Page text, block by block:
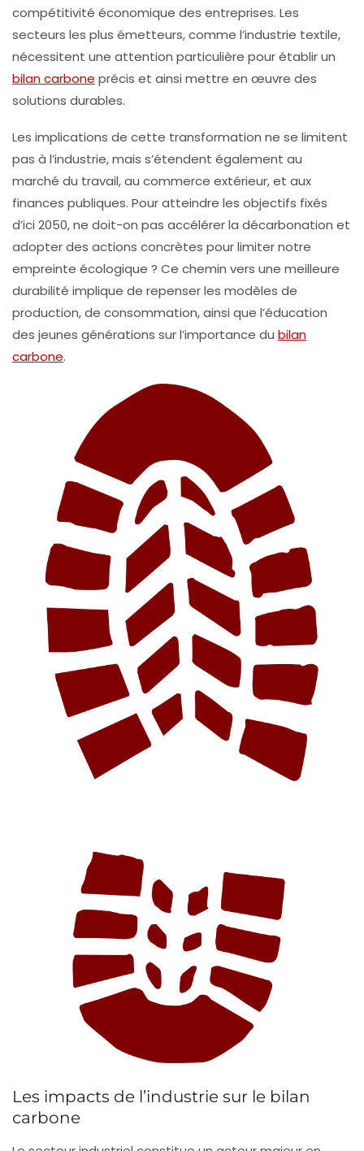
compétitivité économique des entreprises. Les
secteurs les plus émetteurs, comme l’industrie textile,
nécessitent une attention particulière pour établir un
bilan carbone précis et ainsi mettre en œuvre des
solutions durables.
Les implications de cette transformation ne se limitent
pas à l’industrie, mais s’étendent également au
marché du travail, au commerce extérieur, et aux
finances publiques. Pour atteindre les objectifs fixés
d’ici 2050, ne doit-on pas accélérer la décarbonation et
adopter des actions concrètes pour limiter notre
empreinte écologique ? Ce chemin vers une meilleure
durabilité implique de repenser les modèles de
production, de consommation, ainsi que l’éducation
des jeunes générations sur l’importance du bilan
carbone.
Les impacts de l’industrie sur le bilan
carbone